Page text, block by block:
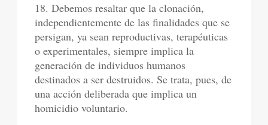
18. Debemos resaltar que la clonación,
independientemente de las finalidades que se
persigan, ya sean reproductivas, terapéuticas
o experimentales, siempre implica la
generación de individuos humanos
destinados a ser destruidos. Se trata, pues, de
una acción deliberada que implica un
homicidio voluntario.